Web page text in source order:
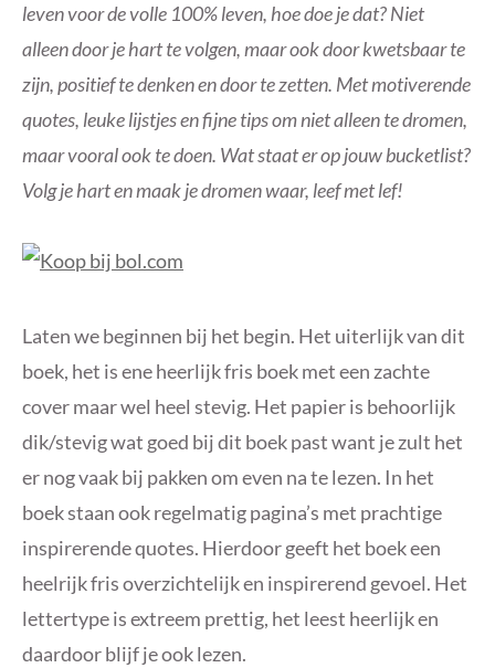
leven voor de volle 100% leven, hoe doe je dat? Niet
alleen door je hart te volgen, maar ook door kwetsbaar te
zijn, positief te denken en door te zetten. Met motiverende
quotes, leuke lijstjes en fijne tips om niet alleen te dromen,
maar vooral ook te doen. Wat staat er op jouw bucketlist?
Volg je hart en maak je dromen waar, leef met lef!
Laten we beginnen bij het begin. Het uiterlijk van dit
boek, het is ene heerlijk fris boek met een zachte
cover maar wel heel stevig. Het papier is behoorlijk
dik/stevig wat goed bij dit boek past want je zult het
er nog vaak bij pakken om even na te lezen. In het
boek staan ook regelmatig pagina’s met prachtige
inspirerende quotes. Hierdoor geeft het boek een
heelrijk fris overzichtelijk en inspirerend gevoel. Het
lettertype is extreem prettig, het leest heerlijk en
daardoor blijf je ook lezen.